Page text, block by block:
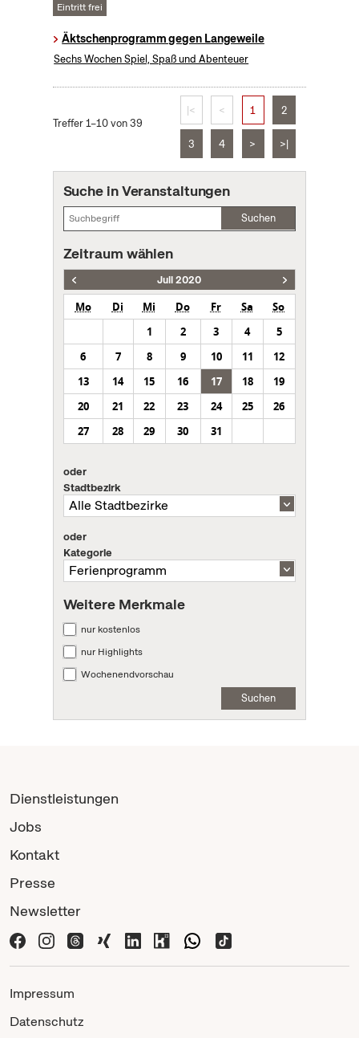
Eintritt frei
Äktschenprogramm gegen Langeweile
Sechs Wochen Spiel, Spaß und Abenteuer
Treffer 1–10 von 39
|< < 1 2
3 4 > >|
Suche in Veranstaltungen
Suchen
Zeitraum wählen
Juli 2020
Mo Di Mi Do Fr Sa
So
1
2 3 4
5
6
7 8 9 10 11
12
13
14 15 16 17 18
19
20
21 22 23 24 25
26
27
28 29 30 31
oder
Stadtbezirk
oder
Kategorie
Weitere Merkmale
nur kostenlos
nur Highlights
Wochenendvorschau
Suchen
Dienstleistungen
Jobs
Kontakt
Presse
Newsletter
Impressum
Datenschutz